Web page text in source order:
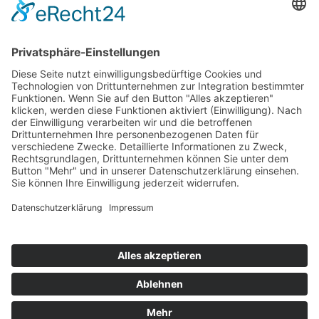
79379 Müllheim
Kontakt
07631 / 97396-204
mgm@lkbh.de
Rechtliches
Impressum
Datenschutz
Cookie-Einstellungen
Quicklinks